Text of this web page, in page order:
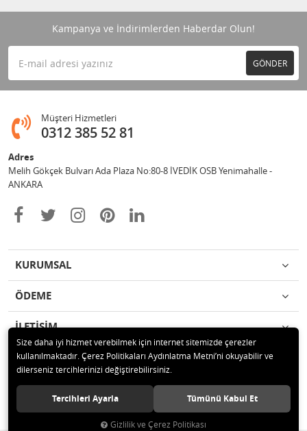
Kampanya ve İndirimlerden Haberdar Olun!
GÖNDER
Müşteri Hizmetleri
0312 385 52 81
Adres
Melih Gökçek Bulvarı Ada Plaza No:80-8 İVEDİK OSB Yenimahalle -
ANKARA
KURUMSAL
ÖDEME
İLETİŞİM
© 2020 ESA ÖLÇÜM VE TEST CİHAZLARI ELEKTRONİK SAN TİC LTD ŞTİ
Tüm hakları saklıdır.
Size daha iyi hizmet verebilmek için internet sitemizde çerezler
kullanılmaktadır. Çerez Politikaları Aydınlatma Metni’ni okuyabilir ve
dilerseniz tercihlerinizi değiştirebilirsiniz.
Tercihleri Ayarla Tümünü Kabul Et
Gizlilik ve Çerez Politikası